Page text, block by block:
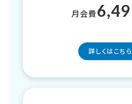
月会費
詳しくはこちら